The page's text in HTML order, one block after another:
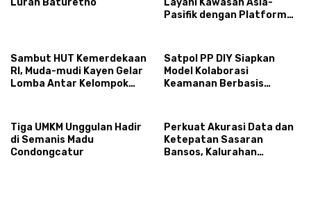
Pasifik dengan Platform
Sambut HUT Kemerdekaan
RI, Muda-mudi Kayen Gelar
Lomba Antar Kelompok
Satpol PP DIY Siapkan
Model Kolaborasi
Keamanan Berbasis
Tiga UMKM Unggulan Hadir
di Semanis Madu
Condongcatur
Perkuat Akurasi Data dan
Ketepatan Sasaran
Bansos, Kalurahan